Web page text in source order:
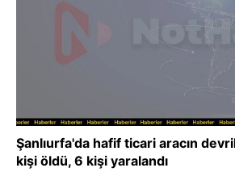
Şanlıurfa'da hafif ticari aracın
kişi öldü, 6 kişi yaralandı